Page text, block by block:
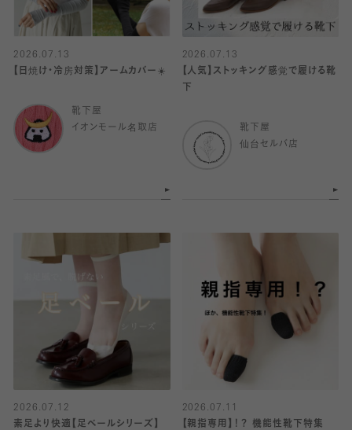
2026.07.13
【日焼け・冷房対策】アームカバー☀️
靴下屋
イオンモール名取店
2026.07.13
【人気】ストッキング感覚で履ける靴
下
靴下屋
仙台セルバ店
2026.07.12
素足より快適【足ベールシリーズ】
2026.07.11
【親指専用】！？ 機能性靴下特集